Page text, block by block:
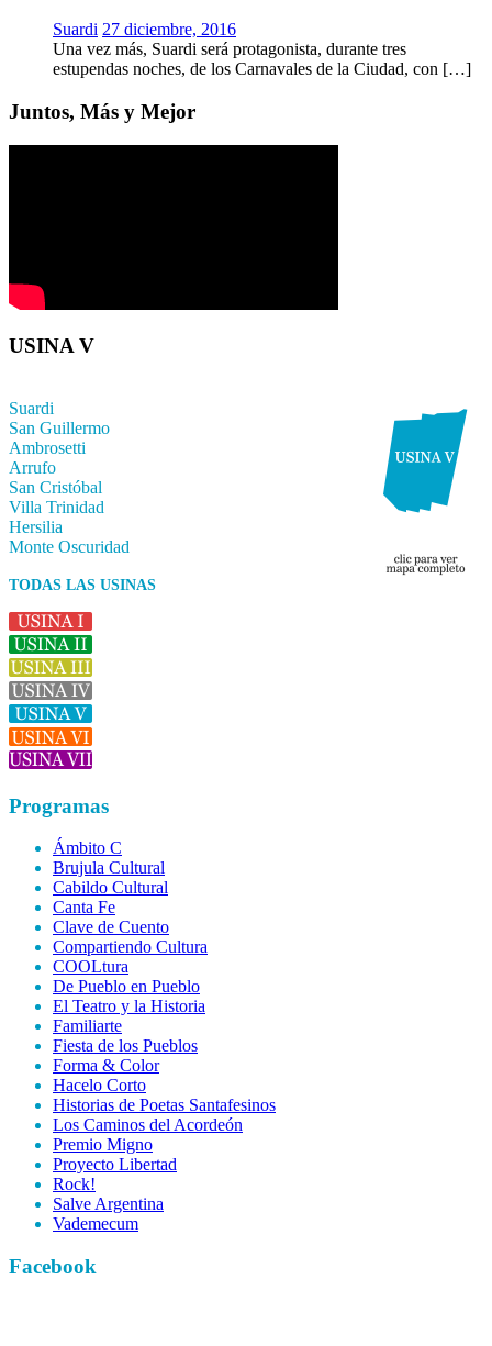
Suardi 27 diciembre, 2016
Una vez más, Suardi será protagonista, durante tres
estupendas noches, de los Carnavales de la Ciudad, con […]
Juntos, Más y Mejor
USINA V
Suardi
San Guillermo
Ambrosetti
Arrufo
San Cristóbal
Villa Trinidad
Hersilia
Monte Oscuridad
TODAS LAS USINAS
Programas
Ámbito C
Brujula Cultural
Cabildo Cultural
Canta Fe
Clave de Cuento
Compartiendo Cultura
COOLtura
De Pueblo en Pueblo
El Teatro y la Historia
Familiarte
Fiesta de los Pueblos
Forma & Color
Hacelo Corto
Historias de Poetas Santafesinos
Los Caminos del Acordeón
Premio Migno
Proyecto Libertad
Rock!
Salve Argentina
Vademecum
Facebook